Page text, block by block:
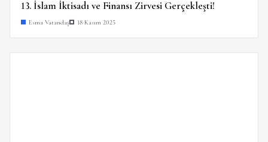
13. İslam İktisadı ve Finansı Zirvesi Gerçekleşti!
Esma Vatandaş 18 Kasım 2025